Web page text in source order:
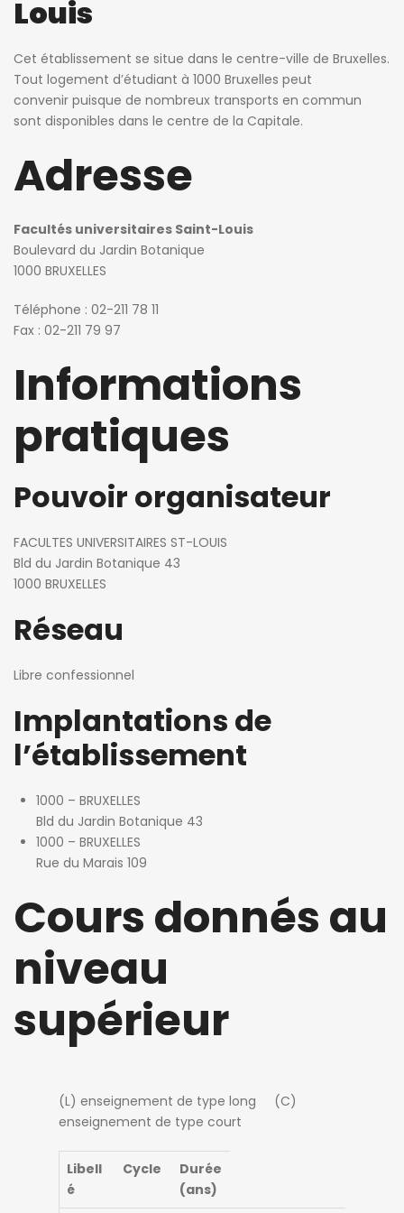
Louis
Cet établissement se situe dans le centre-ville de Bruxelles.
Tout logement d’étudiant à 1000 Bruxelles peut
convenir puisque de nombreux transports en commun
sont disponibles dans le centre de la Capitale.
Adresse
Facultés universitaires Saint-Louis
Boulevard du Jardin Botanique
1000 BRUXELLES
Téléphone : 02-211 78 11
Fax : 02-211 79 97
Informations
pratiques
Pouvoir organisateur
FACULTES UNIVERSITAIRES ST-LOUIS
Bld du Jardin Botanique 43
1000 BRUXELLES
Réseau
Libre confessionnel
Implantations de
l’établissement
1000 – BRUXELLES
Bld du Jardin Botanique 43
1000 – BRUXELLES
Rue du Marais 109
Cours donnés au
niveau
supérieur
(L) enseignement de type long (C)
enseignement de type court
Libell
é
Cycle
Durée
(ans)